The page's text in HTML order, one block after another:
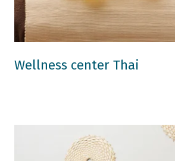
Wellness center Thai